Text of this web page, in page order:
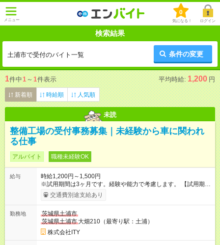
メニュー
0
気になる！ ログイン
検索結果
土浦市で受付のバイト一覧 条件の変更
1件中1 ～ 1件表示 平均時給: 1,200 円
新着順 時給順 人気順
未読
整備工場の受付事務募集｜未経験から車に関われ
る仕事
アルバイト 職種未経験OK
給与
時給1,200円～1,500円
※試用期間は3ヶ月です。経験や能力で考慮します。 【試用期
間】試用期間あり 試用期間の長さ：3ヶ月 ※ 雇用形態と給与
に、本採用時と異なる部分があります。 雇用形態：アルバイ
慮して決定します。
交通費別途支給あり
勤務地
茨城県土浦市
茨城県土浦市 大畑210（最寄り駅：土浦）
株式会社ITY